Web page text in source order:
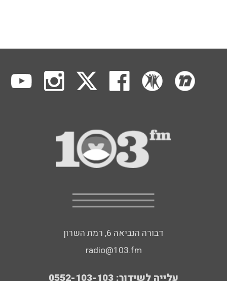
דבורה הנביאה 6, רמת השרון
radio@103.fm
עלייה לשידור: 0552-103-103